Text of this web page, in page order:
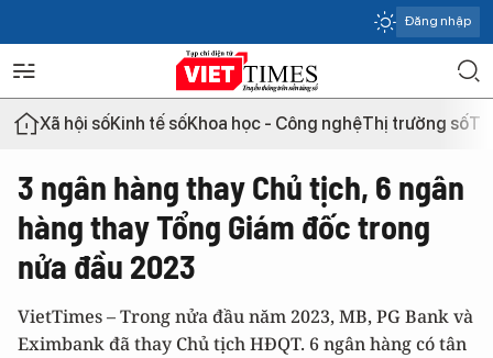
Đăng nhập
Xã hội sốKinh tế sốKhoa học - Công nghệThị trường số
3 ngân hàng thay Chủ tịch, 6 ngân
hàng thay Tổng Giám đốc trong
nửa đầu 2023
VietTimes – Trong nửa đầu năm 2023, MB, PG Bank và
Eximbank đã thay Chủ tịch HĐQT. 6 ngân hàng có tân